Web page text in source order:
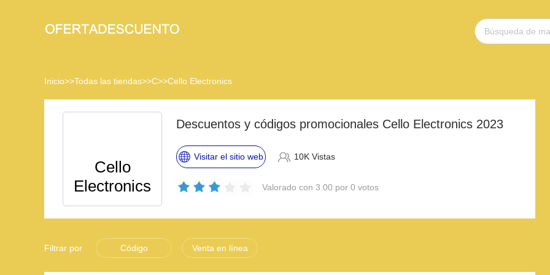
Inicio>>Todas las tiendas>>C>>Cello Electronics
Cello
Electronics
Descuentos y códigos promocionales Cello Electronics 2023
Visitar el sitio web 10K Vistas
Valorado con 3.00 por 0 votos
Filtrar por Código Venta en línea